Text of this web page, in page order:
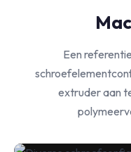
Een
extruder aan